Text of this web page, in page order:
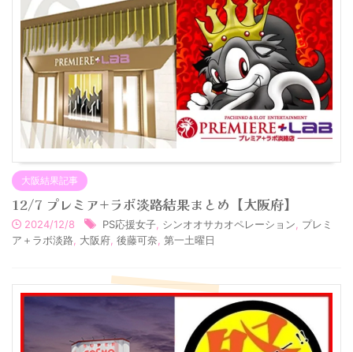
大阪結果記事
12/7 プレミア+ラボ淡路結果まとめ【大阪府】
2024/12/8 PS応援女子 シンオオサカオペレーション
プレミ
ア＋ラボ淡路 大阪府 後藤可奈 第一土曜日